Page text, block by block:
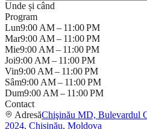
Unde și când
Program
Lun9:00 AM – 11:00 PM
Mar9:00 AM – 11:00 PM
Mie9:00 AM – 11:00 PM
Joi9:00 AM – 11:00 PM
Vin9:00 AM – 11:00 PM
Sâm9:00 AM – 11:00 PM
Dum9:00 AM – 11:00 PM
Contact
AdresăChişinău MD, Bulevardul
2024, Chișinău, Moldova